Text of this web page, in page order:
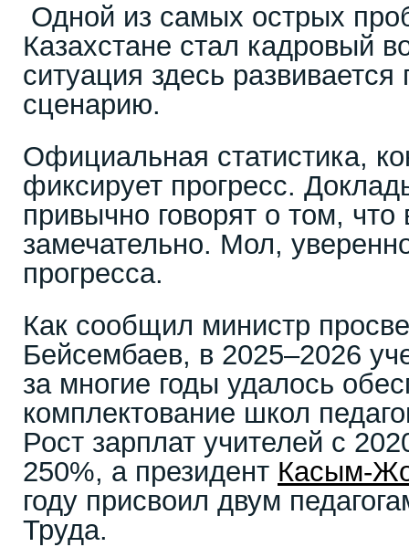
Одной из самых острых
Казахстане стал кадровый
ситуация здесь
сценарию.
Официальная статистика,
фиксирует прогресс.
привычно говорят о том, что
замечательно. Мол,
прогресса.
Как сообщил министр
Бейсембаев, в 2025–2026
за многие годы удалось
комплектование школ
Рост зарплат учителей с
250%, а президент Касым-
году присвоил двум
Труда.